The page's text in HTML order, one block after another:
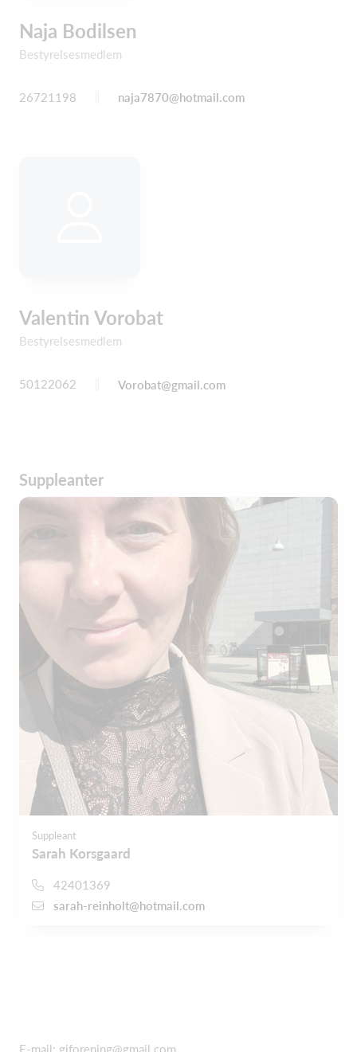
Naja Bodilsen
Bestyrelsesmedlem
26721198 naja7870@hotmail.com
Valentin Vorobat
Bestyrelsesmedlem
50122062 Vorobat@gmail.com
Suppleanter
Suppleant
Sarah Korsgaard
42401369
sarah-reinholt@hotmail.com
E-mail: giforening@gmail.com